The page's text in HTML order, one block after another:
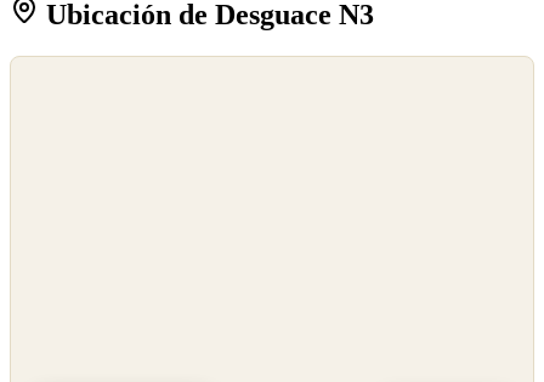
Ubicación de Desguace N3